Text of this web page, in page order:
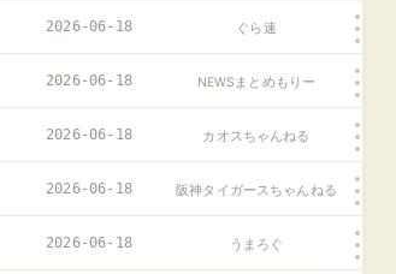
2026-06-18 ぐら速
2026-06-18 NEWSまとめもりー
2026-06-18 カオスちゃんねる
2026-06-18 阪神タイガースちゃんねる
2026-06-18 うまろぐ